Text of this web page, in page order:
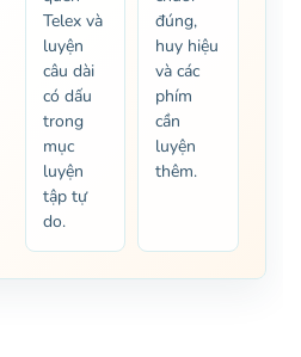
Telex và
luyện
câu dài
có dấu
trong
mục
luyện
tập tự
do.
đúng,
huy hiệu
và các
phím
cần
luyện
thêm.